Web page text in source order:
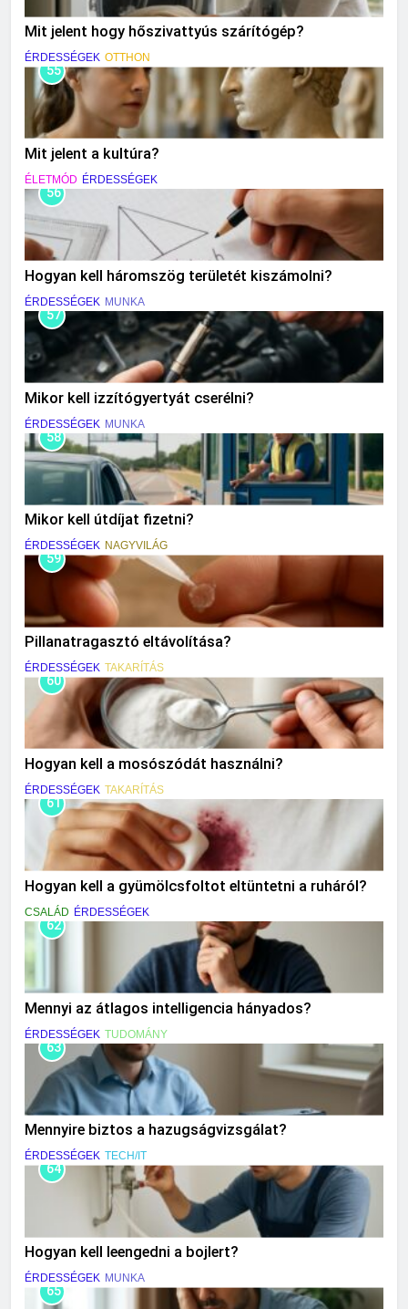
Mit jelent hogy hőszivattyús szárítógép?
ÉRDESSÉGEK OTTHON
55
Mit jelent a kultúra?
ÉLETMÓD ÉRDESSÉGEK
56
Hogyan kell háromszög területét kiszámolni?
ÉRDESSÉGEK MUNKA
57
Mikor kell izzítógyertyát cserélni?
ÉRDESSÉGEK MUNKA
58
Mikor kell útdíjat fizetni?
ÉRDESSÉGEK NAGYVILÁG
59
Pillanatragasztó eltávolítása?
ÉRDESSÉGEK TAKARÍTÁS
60
Hogyan kell a mosószódát használni?
ÉRDESSÉGEK TAKARÍTÁS
61
Hogyan kell a gyümölcsfoltot eltüntetni a ruháról?
CSALÁD ÉRDESSÉGEK
62
Mennyi az átlagos intelligencia hányados?
ÉRDESSÉGEK TUDOMÁNY
63
Mennyire biztos a hazugságvizsgálat?
ÉRDESSÉGEK TECH/IT
64
Hogyan kell leengedni a bojlert?
ÉRDESSÉGEK MUNKA
65